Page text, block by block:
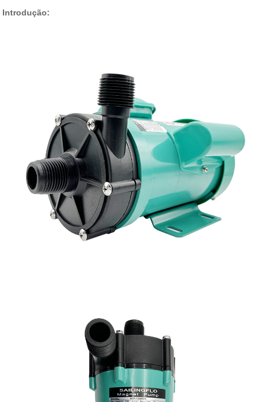
Introdução: